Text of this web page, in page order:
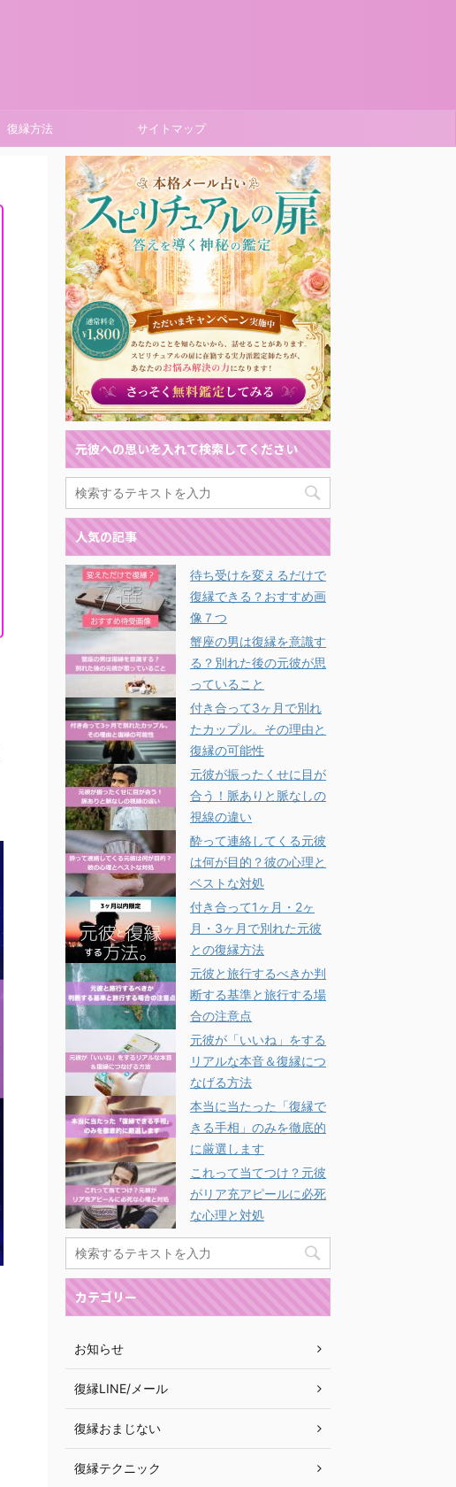
復縁方法 サイトマップ
元彼への思いを入れて検索してください
人気の記事
待ち受けを変えるだけで
復縁できる？おすすめ画
像７つ
蟹座の男は復縁を意識す
る？別れた後の元彼が思
っていること
付き合って3ヶ月で別れ
たカップル。その理由と
復縁の可能性
元彼が振ったくせに目が
合う！脈ありと脈なしの
視線の違い
酔って連絡してくる元彼
は何が目的？彼の心理と
ベストな対処
付き合って1ヶ月・2ヶ
月・3ヶ月で別れた元彼
との復縁方法
元彼と旅行するべきか判
断する基準と旅行する場
合の注意点
元彼が「いいね」をする
リアルな本音＆復縁につ
なげる方法
本当に当たった「復縁で
きる手相」のみを徹底的
に厳選します
これって当てつけ？元彼
がリア充アピールに必死
な心理と対処
カテゴリー
お知らせ
復縁LINE/メール
復縁おまじない
復縁テクニック